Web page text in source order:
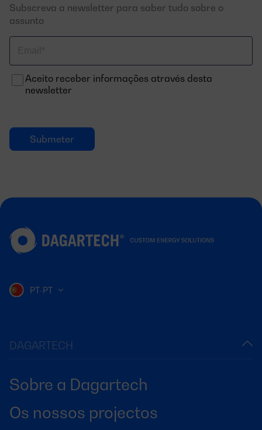
Subscreva a newsletter para saber tudo sobre o
assunto
electrónico
Aceito receber informações através desta
newsletter
DAGARTECH
Sobre a Dagartech
Os nossos projectos
PT-PT